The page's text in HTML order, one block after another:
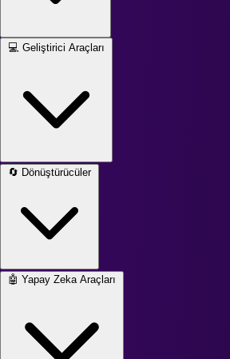
💻 Geliştirici Araçları
🔄 Dönüştürücüler
🤖 Yapay Zeka Araçları